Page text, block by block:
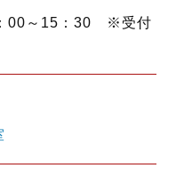
00～15：30 ※受付